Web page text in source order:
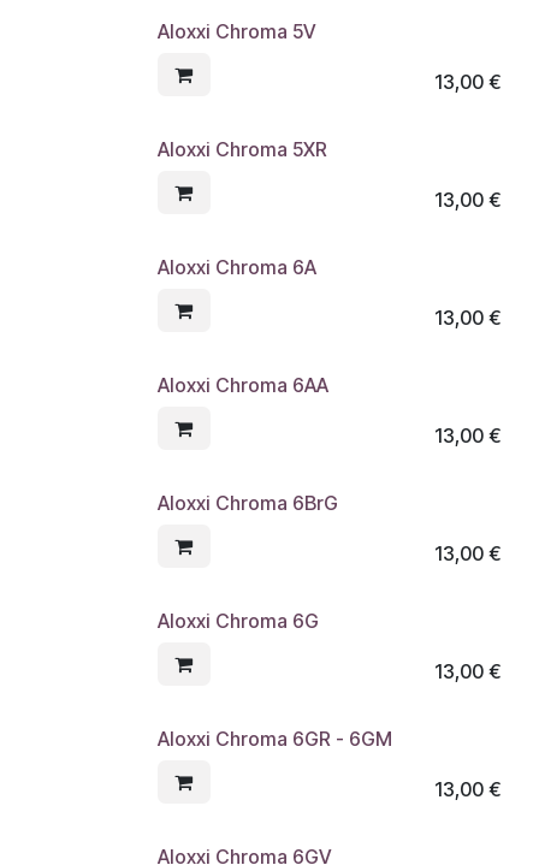
Aloxxi Chroma 5V
13,00€
Aloxxi Chroma 5XR
13,00€
Aloxxi Chroma 6A
13,00€
Aloxxi Chroma 6AA
13,00€
Aloxxi Chroma 6BrG
13,00€
Aloxxi Chroma 6G
13,00€
Aloxxi Chroma 6GR - 6GM
13,00€
Aloxxi Chroma 6GV